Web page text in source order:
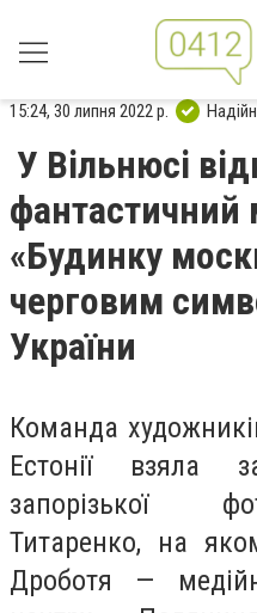
15:24, 30 липня 2022 р.
У Вільнюсі
фантастичний
«Будинку
черговим
України
Команда
Естонії взяла
запорізької
Титаренко, на
Дроботя —